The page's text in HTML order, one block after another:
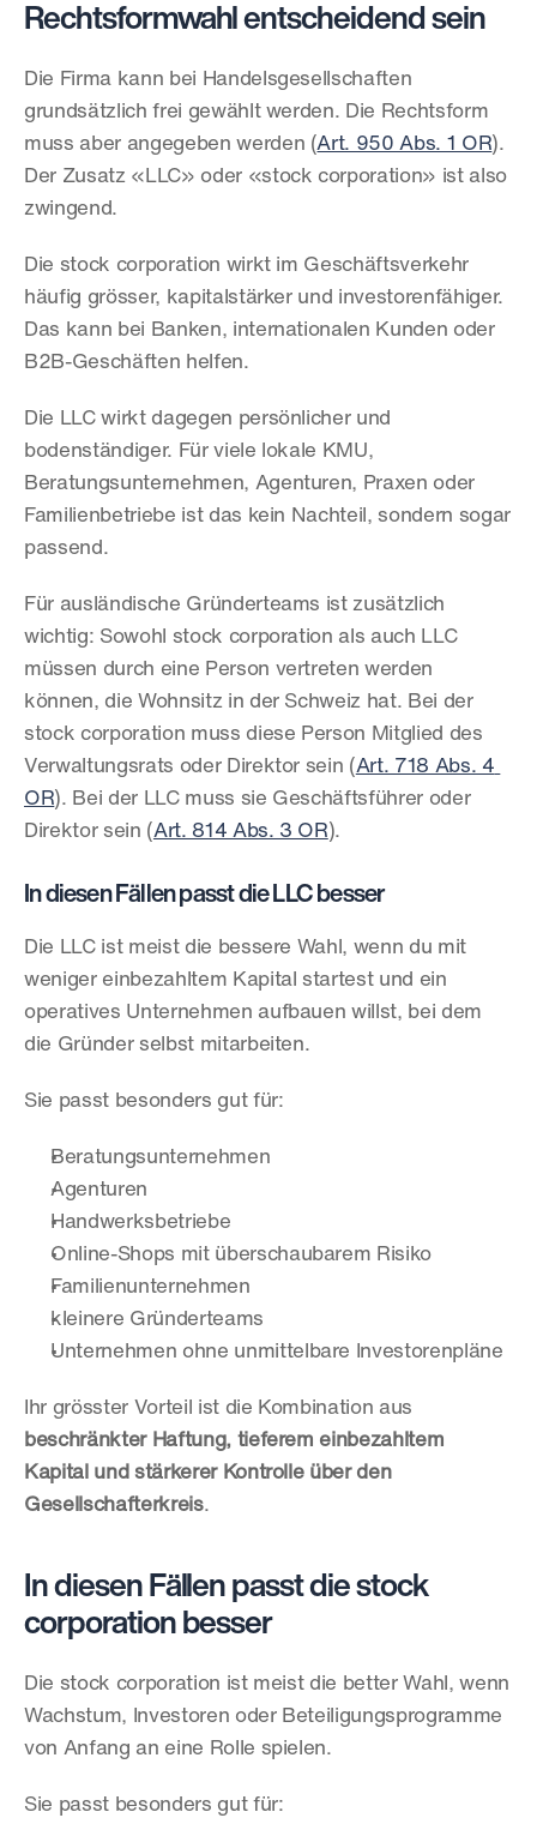
Rechtsformwahl entscheidend sein
Die Firma kann bei Handelsgesellschaften
grundsätzlich frei gewählt werden. Die Rechtsform
muss aber angegeben werden (Art. 950 Abs. 1 OR).
Der Zusatz «LLC» oder «stock corporation» ist also
zwingend.
Die stock corporation wirkt im Geschäftsverkehr
häufig grösser, kapitalstärker und investorenfähiger.
Das kann bei Banken, internationalen Kunden oder
B2B-Geschäften helfen.
Die LLC wirkt dagegen persönlicher und
bodenständiger. Für viele lokale KMU,
Beratungsunternehmen, Agenturen, Praxen oder
Familienbetriebe ist das kein Nachteil, sondern sogar
passend.
Für ausländische Gründerteams ist zusätzlich
wichtig: Sowohl stock corporation als auch LLC
müssen durch eine Person vertreten werden
können, die Wohnsitz in der Schweiz hat. Bei der
stock corporation muss diese Person Mitglied des
Verwaltungsrats oder Direktor sein (Art. 718 Abs. 4
OR). Bei der LLC muss sie Geschäftsführer oder
Direktor sein (Art. 814 Abs. 3 OR).
In diesen Fällen passt die LLC besser
Die LLC ist meist die bessere Wahl, wenn du mit
weniger einbezahltem Kapital startest und ein
operatives Unternehmen aufbauen willst, bei dem
die Gründer selbst mitarbeiten.
Sie passt besonders gut für:
Beratungsunternehmen
Agenturen
Handwerksbetriebe
Online-Shops mit überschaubarem Risiko
Familienunternehmen
kleinere Gründerteams
Unternehmen ohne unmittelbare Investorenpläne
beschränkter Haftung, tieferem einbezahltem
Kapital und stärkerer Kontrolle über den
Gesellschafterkreis.
In diesen Fällen passt die stock
corporation besser
Die stock corporation ist meist die better Wahl, wenn
Wachstum, Investoren oder Beteiligungsprogramme
von Anfang an eine Rolle spielen.
Sie passt besonders gut für: